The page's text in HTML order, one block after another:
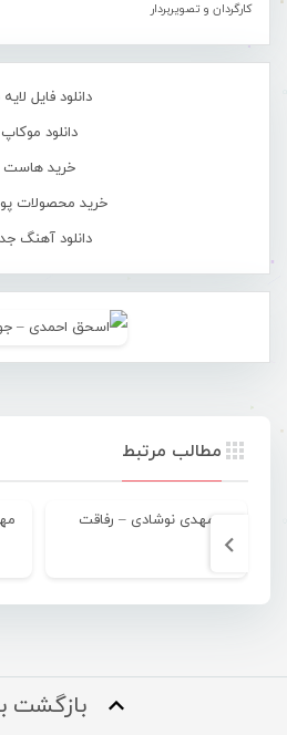
کارگردان و تصویربردار
دانلود فایل لایه
دانلود موکاپ
خرید هاست
خرید محصولات
دانلود آهنگ
مطالب مرتبط
مهدی نوشادی – رفاقت
بازگشت